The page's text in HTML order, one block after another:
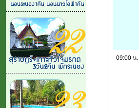
09:00 น.